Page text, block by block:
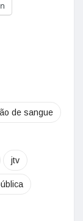
de sangue
jtv